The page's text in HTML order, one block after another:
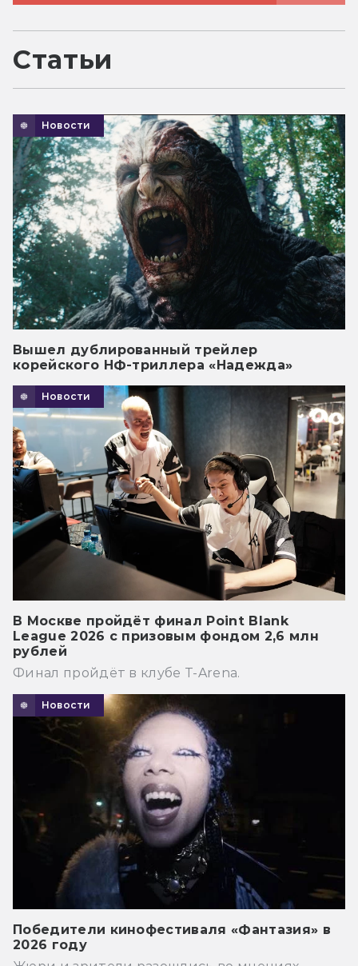
Статьи
Новости
Вышел дублированный трейлер
корейского НФ-триллера «Надежда»
Новости
В Москве пройдёт финал Point Blank
League 2026 с призовым фондом 2,6 млн
рублей
Финал пройдёт в клубе T-Arena.
Новости
Победители кинофестиваля «Фантазия» в
2026 году